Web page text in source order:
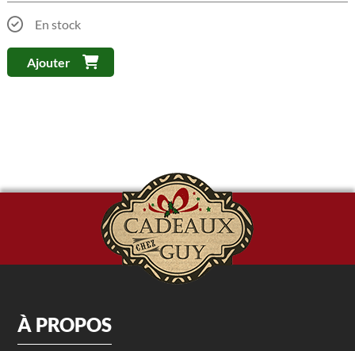
En stock
Ajouter
À PROPOS